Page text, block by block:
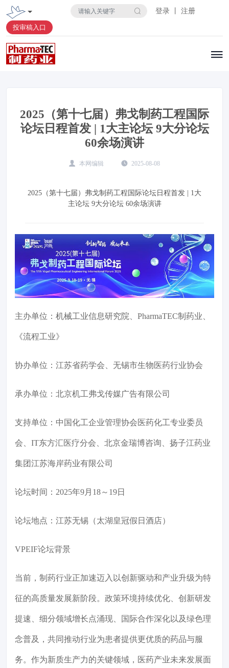
登录 丨 注册
投审稿入口
2025（第十七届）弗戈制药工程国际
论坛日程首发 | 1大主论坛 9大分论坛
60余场演讲
本网编辑 2025-08-08
2025（第十七届）弗戈制药工程国际论坛日程首发 | 1大
主论坛 9大分论坛 60余场演讲
主办单位：机械工业信息研究院、PharmaTEC制药业、
《流程工业》
协办单位：江苏省药学会、无锡市生物医药行业协会
承办单位：北京机工弗戈传媒广告有限公司
支持单位：中国化工企业管理协会医药化工专业委员
会、IT东方汇医疗分会、北京金瑞博咨询、扬子江药业
集团江苏海岸药业有限公司
论坛时间：2025年9月18～19日
论坛地点：江苏无锡（太湖皇冠假日酒店）
VPEIF论坛背景
当前，制药行业正加速迈入以创新驱动和产业升级为特
征的高质量发展新阶段。政策环境持续优化、创新研发
提速、细分领域增长点涌现、国际合作深化以及绿色理
念普及，共同推动行业为患者提供更优质的药品与服
务。作为新质生产力的关键领域，医药产业未来发展面